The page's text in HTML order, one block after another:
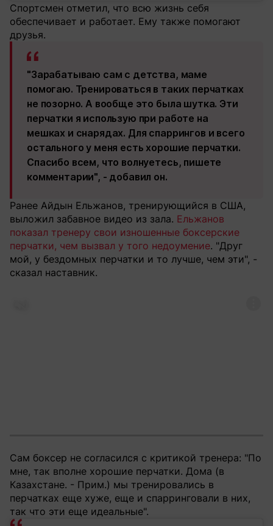
Спортсмен отметил, что всю жизнь себя
обеспечивает и работает. Ему также помогают
друзья.
"Зарабатываю сам с детства, маме
помогаю. Тренироваться в таких перчатках
не позорно. А вообще это была шутка. Эти
перчатки я использую при работе на
мешках и снарядах. Для спаррингов и всего
остального у меня есть хорошие перчатки.
Спасибо всем, что волнуетесь, пишете
комментарии", - добавил он.
Ранее Айдын Ельжанов, тренирующийся в США,
выложил забавное видео из зала. Ельжанов
показал тренеру свои изношенные боксерские
перчатки, чем вызвал у того недоумение. "Друг
мой, у бездомных перчатки и то лучше, чем эти", -
сказал наставник.
Сам боксер не согласился с критикой тренера: "По
мне, так вполне хорошие перчатки. Дома (в
Казахстане. - Прим.) мы тренировались в
перчатках еще хуже, еще и спарринговали в них,
так что эти еще идеальные".